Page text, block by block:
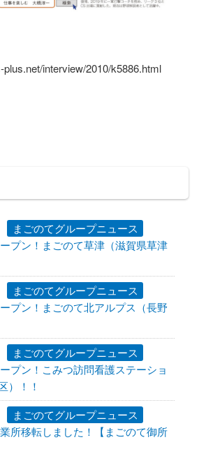
interview/2010/k5886.html
まごのてグループニュース
プン！まごのて草津（滋賀県草津
まごのてグループニュース
プン！まごのて北アルプス（長野
まごのてグループニュース
プン！こみつ訪問看護ステーショ
）！！
まごのてグループニュース
所移転しました！【まごのて御所